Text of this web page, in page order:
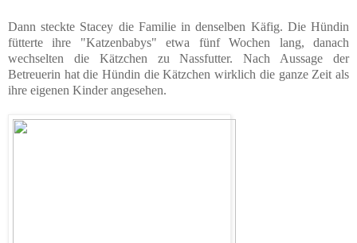
Dann steckte Stacey die Familie in denselben Käfig. Die Hündin
fütterte ihre "Katzenbabys" etwa fünf Wochen lang, danach
wechselten die Kätzchen zu Nassfutter. Nach Aussage der
Betreuerin hat die Hündin die Kätzchen wirklich die ganze Zeit als
ihre eigenen Kinder angesehen.